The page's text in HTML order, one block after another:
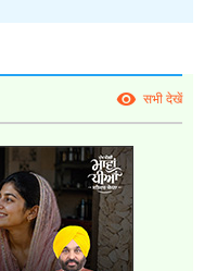
सभी देखें